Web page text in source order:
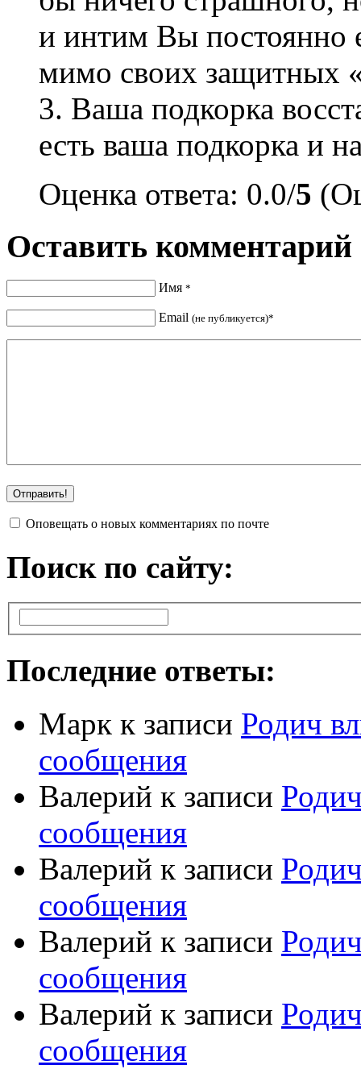
и интим Вы постоянно
мимо своих защитных
3. Ваша подкорка
есть ваша подкорка и
Оценка ответа: 0.0/5
Оставить комментарий
Имя *
Email (не публикуется)*
Оповещать о новых комментариях по почте
Поиск по сайту:
Последние ответы:
Марк к записи Родич
сообщения
Валерий к записи
сообщения
Валерий к записи
сообщения
Валерий к записи
сообщения
Валерий к записи
сообщения